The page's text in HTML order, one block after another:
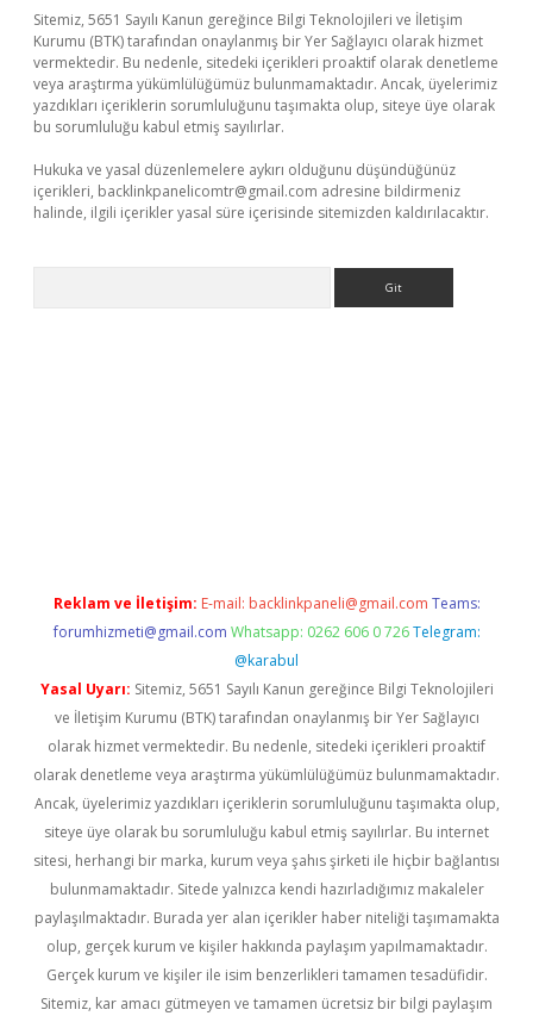
Sitemiz, 5651 Sayılı Kanun gereğince Bilgi Teknolojileri ve İletişim
Kurumu (BTK) tarafından onaylanmış bir Yer Sağlayıcı olarak hizmet
vermektedir. Bu nedenle, sitedeki içerikleri proaktif olarak denetleme
veya araştırma yükümlülüğümüz bulunmamaktadır. Ancak, üyelerimiz
yazdıkları içeriklerin sorumluluğunu taşımakta olup, siteye üye olarak
bu sorumluluğu kabul etmiş sayılırlar.
Hukuka ve yasal düzenlemelere aykırı olduğunu düşündüğünüz
içerikleri, backlinkpanelicomtr@gmail.com adresine bildirmeniz
halinde, ilgili içerikler yasal süre içerisinde sitemizden kaldırılacaktır.
Reklam ve İletişim: E-mail: backlinkpaneli@gmail.com Teams:
forumhizmeti@gmail.com Whatsapp: 0262 606 0 726 Telegram:
@karabul
Yasal Uyarı: Sitemiz, 5651 Sayılı Kanun gereğince Bilgi Teknolojileri
ve İletişim Kurumu (BTK) tarafından onaylanmış bir Yer Sağlayıcı
olarak hizmet vermektedir. Bu nedenle, sitedeki içerikleri proaktif
olarak denetleme veya araştırma yükümlülüğümüz bulunmamaktadır.
Ancak, üyelerimiz yazdıkları içeriklerin sorumluluğunu taşımakta olup,
siteye üye olarak bu sorumluluğu kabul etmiş sayılırlar. Bu internet
sitesi, herhangi bir marka, kurum veya şahıs şirketi ile hiçbir bağlantısı
bulunmamaktadır. Sitede yalnızca kendi hazırladığımız makaleler
paylaşılmaktadır. Burada yer alan içerikler haber niteliği taşımamakta
olup, gerçek kurum ve kişiler hakkında paylaşım yapılmamaktadır.
Gerçek kurum ve kişiler ile isim benzerlikleri tamamen tesadüfidir.
Sitemiz, kar amacı gütmeyen ve tamamen ücretsiz bir bilgi paylaşım